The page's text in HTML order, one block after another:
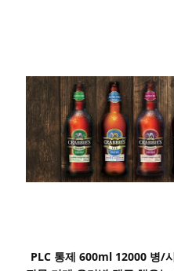
PLC 통제 600ml 12000 병/